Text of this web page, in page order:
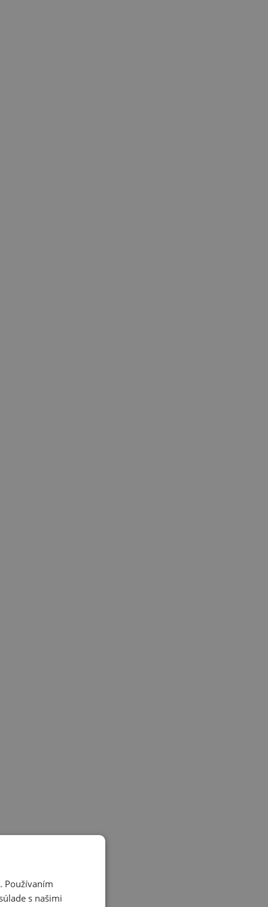
Používaním
s našimi